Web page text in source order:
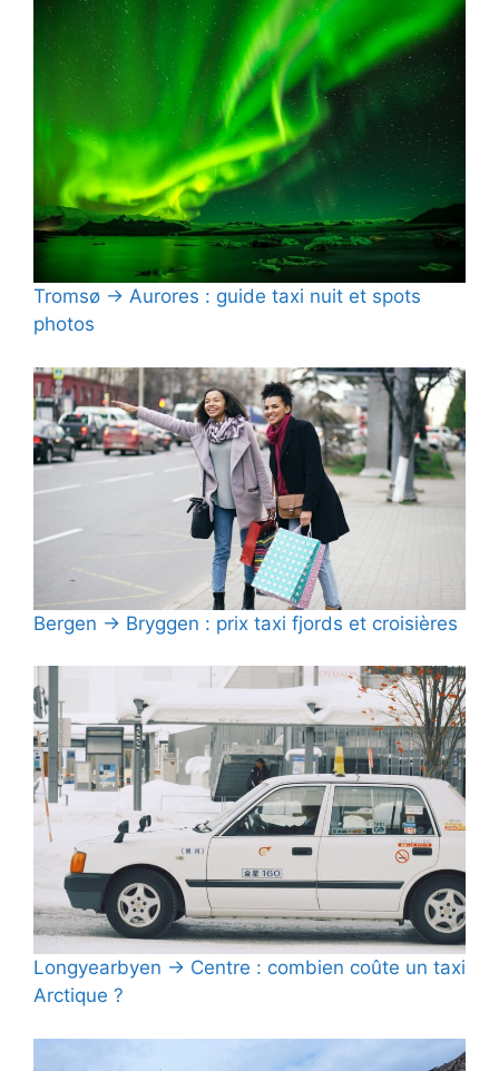
Tromsø → Aurores : guide taxi nuit et spots
photos
Bergen → Bryggen : prix taxi fjords et croisières
Longyearbyen → Centre : combien coûte un taxi
Arctique ?